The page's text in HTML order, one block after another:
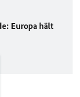
Europa hält